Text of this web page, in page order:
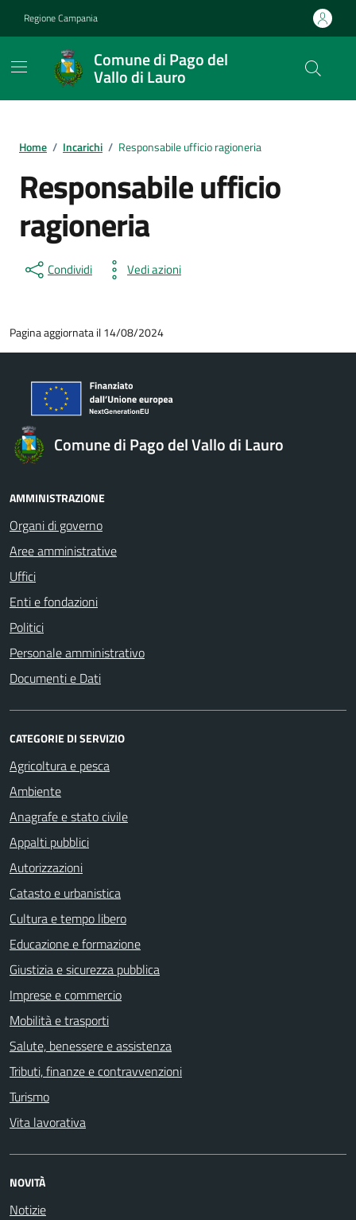
Regione Campania
Comune di Pago del
Vallo di Lauro
Home / Incarichi / Responsabile ufficio ragioneria
Responsabile ufficio
ragioneria
Condividi Vedi azioni
Pagina aggiornata il 14/08/2024
Comune di Pago del Vallo di Lauro
AMMINISTRAZIONE
Organi di governo
Aree amministrative
Uffici
Enti e fondazioni
Politici
Personale amministrativo
Documenti e Dati
CATEGORIE DI SERVIZIO
Agricoltura e pesca
Ambiente
Anagrafe e stato civile
Appalti pubblici
Autorizzazioni
Catasto e urbanistica
Cultura e tempo libero
Educazione e formazione
Giustizia e sicurezza pubblica
Imprese e commercio
Mobilità e trasporti
Salute, benessere e assistenza
Tributi, finanze e contravvenzioni
Turismo
Vita lavorativa
NOVITÀ
Notizie